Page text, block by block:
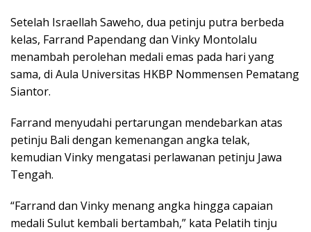
Setelah Israellah Saweho, dua petinju putra berbeda
kelas, Farrand Papendang dan Vinky Montolalu
menambah perolehan medali emas pada hari yang
sama, di Aula Universitas HKBP Nommensen Pematang
Siantor.
Farrand menyudahi pertarungan mendebarkan atas
petinju Bali dengan kemenangan angka telak,
kemudian Vinky mengatasi perlawanan petinju Jawa
Tengah.
“Farrand dan Vinky menang angka hingga capaian
medali Sulut kembali bertambah,” kata Pelatih tinju